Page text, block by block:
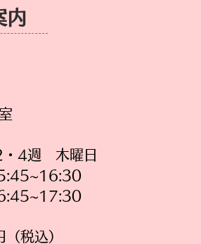
内
・4週 木曜日
税込）